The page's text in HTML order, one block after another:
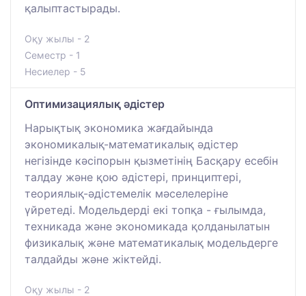
қалыптастырады.
Оқу жылы - 2
Семестр - 1
Несиелер - 5
Оптимизациялық әдістер
Нарықтық экономика жағдайында
экономикалық-математикалық әдістер
негізінде кәсіпорын қызметінің Басқару есебін
талдау және қою әдістері, принциптері,
теориялық-әдістемелік мәселелеріне
үйретеді. Модельдерді екі топқа - ғылымда,
техникада және экономикада қолданылатын
физикалық және математикалық модельдерге
талдайды және жіктейді.
Оқу жылы - 2